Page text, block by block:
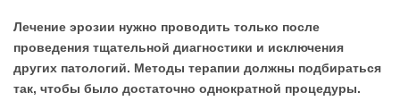
Лечение эрозии нужно проводить только после
проведения тщательной диагностики и исключения
других патологий. Методы терапии должны подбираться
так, чтобы было достаточно однократной процедуры.